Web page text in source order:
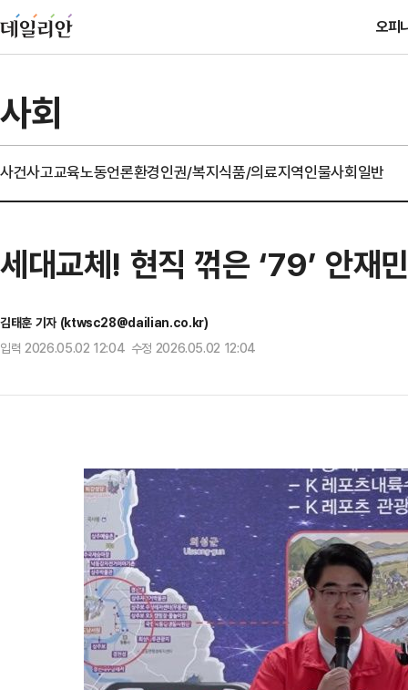
오피
사회
사건사고교육노동언론환경인권/복지식품/의료지역인물사회일반
세대교체! 현직 꺾은 ‘79’ 안재
김태훈 기자 (ktwsc28@dailian.co.kr)
입력 2026.05.02 12:04 수정 2026.05.02 12:04